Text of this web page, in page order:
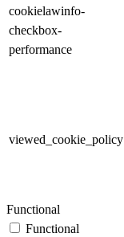
cookielawinfo-
checkbox-
performance
viewed_cookie_policy
Functional
Functional